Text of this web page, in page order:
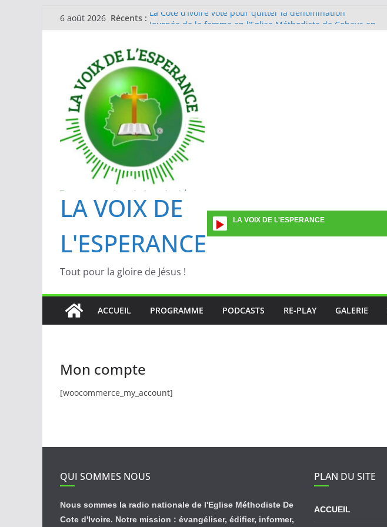
Passer
au
6 août 2026 Récents : La Côte d’Ivoire vote pour quitter la dénomination
Journée de la femme en l’Eglise Méthodiste de Cobaya en
EGLISE METHODISTE DE COTE D’IVOIRE
Formation des investigateurs sites de l’enquête de
prévalence ponctuelle sur l’utilisation des antibiotiques :
Une vingtaine de superviseurs formés
La gestion du Mpox : l’IPCI est en charge de la confirmation
des cas suspects
LA VOIX DE
L'ESPERANCE
Tout pour la gloire de Jésus !
LA VOIX DE L'ESPERANCE
ACCUEIL PROGRAMME PODCASTS RE-PLAY GALERIE
Mon compte
[woocommerce_my_account]
QUI SOMMES NOUS
Nous sommes la radio nationale de l'Eglise Méthodiste De
Cote d'Ivoire. Notre mission : évangéliser, édifier, informer,
PLAN DU SITE
ACCUEIL